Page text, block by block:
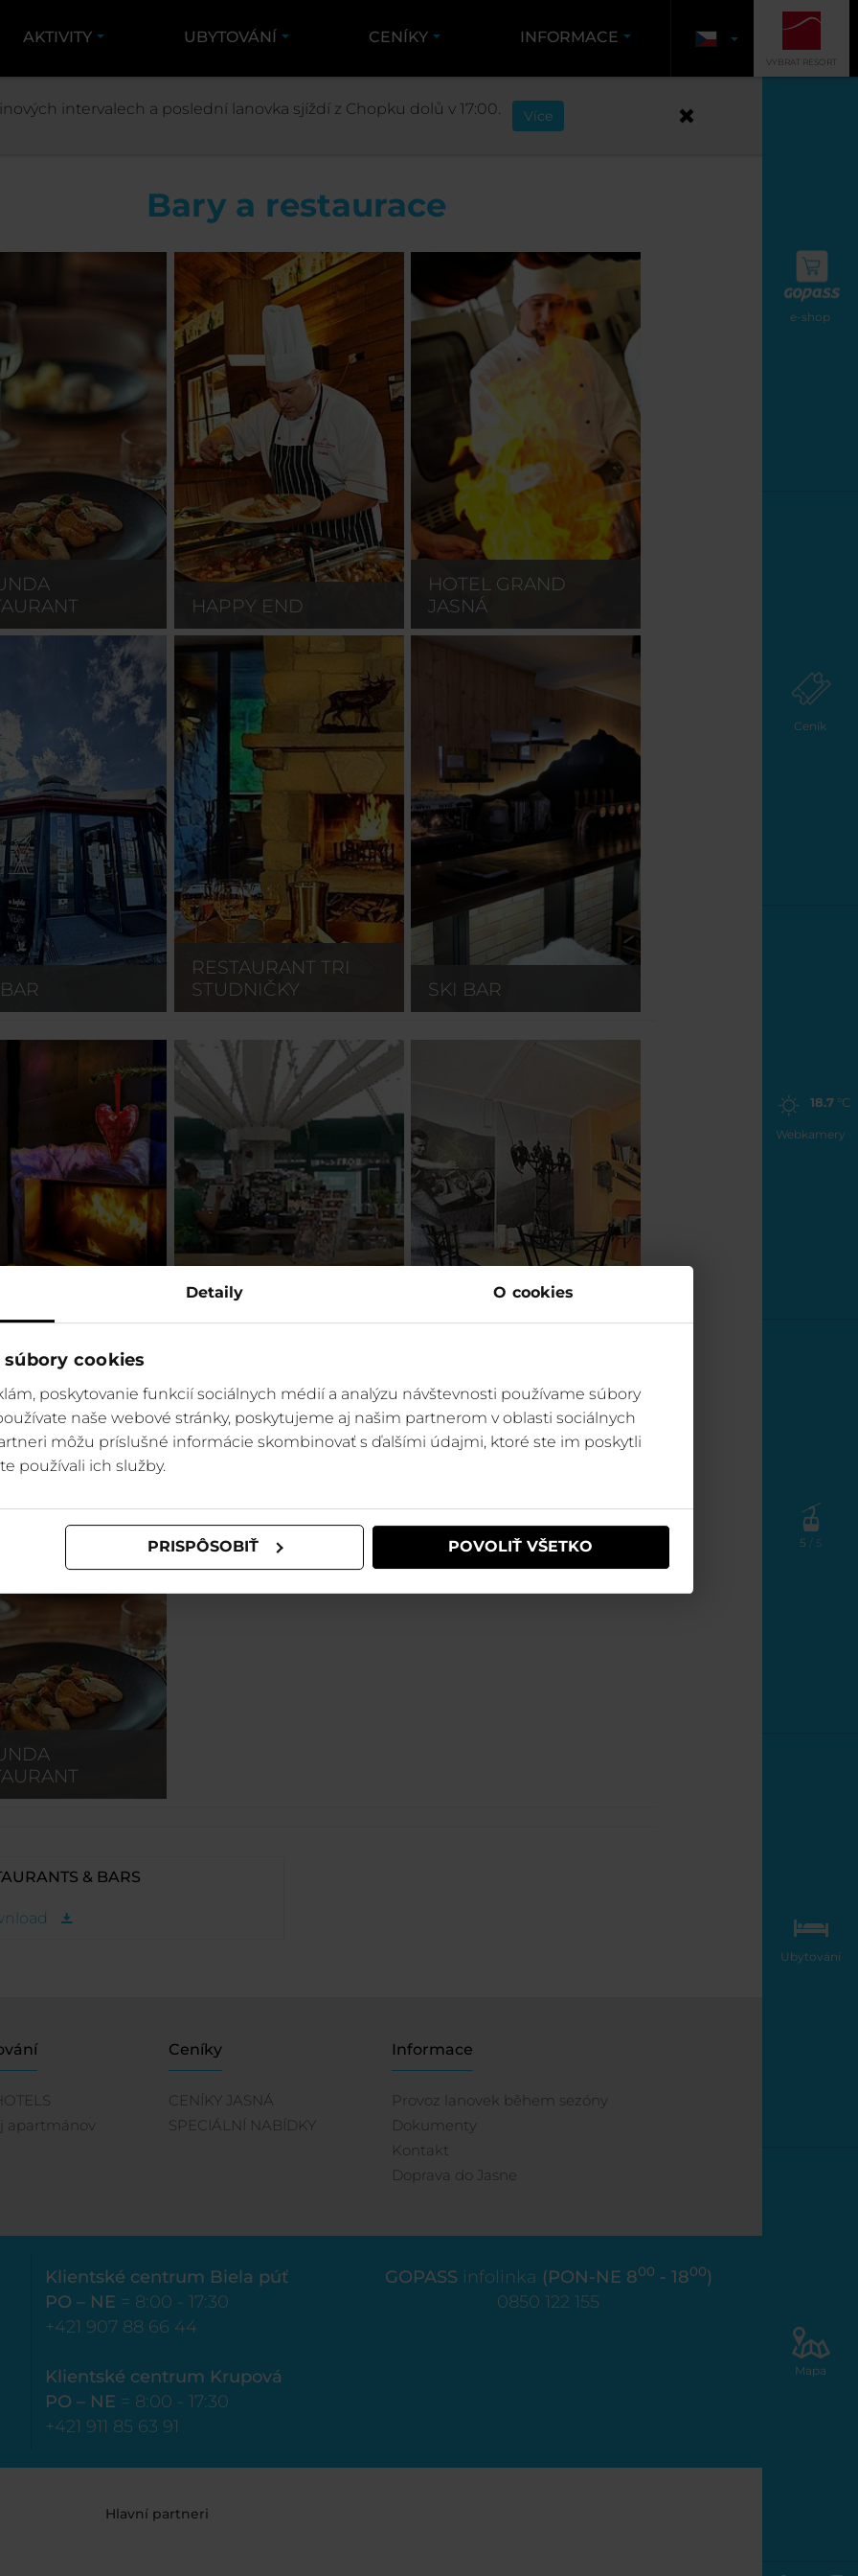
Detaily O cookies
cookies
poskytovanie funkcií sociálnych médií a analýzu návštevnosti používame súbory
naše webové stránky, poskytujeme aj našim partnerom v oblasti sociálnych
môžu príslušné informácie skombinovať s ďalšími údajmi, ktoré ste im poskytli
používali ich služby.
PRISPÔSOBIŤ POVOLIŤ VŠETKO
e-shop
Ceník
18.7°C
Webkamery
5 / 5
Ubytování
Mapa
AKTIVITY UBYTOVÁNÍ CENÍKY INFORMACE
VYBRAT RESORT
STŘEDISKO BARY A RESTAURACE
Bary a restaurace
HAPPY END
HOTEL GRAND
JASNÁ
RESTAURANT TRI
STUDNIČKY
SKI BAR
SRDIEČKO
KRUPOVÁ
KOSODREVINA
& BARS
apartmánov
Ceníky
CENÍKY JASNÁ
SPECIÁLNÍ NABÍDKY
Informace
Provoz lanovek během sezóny
Dokumenty
Kontakt
Doprava do Jasne
Klientské centrum Biela púť
PO – NE = 8:00 - 17:30
+421 907 88 66 44
Klientské centrum Krupová
PO – NE = 8:00 - 17:30
+421 911 85 63 91
GOPASS infolinka (PON-NE 800 - 1800)
0850 122 155
Hlavní partneri
intervalech a poslední lanovka sjíždí z Chopku dolů v 17:00. Více